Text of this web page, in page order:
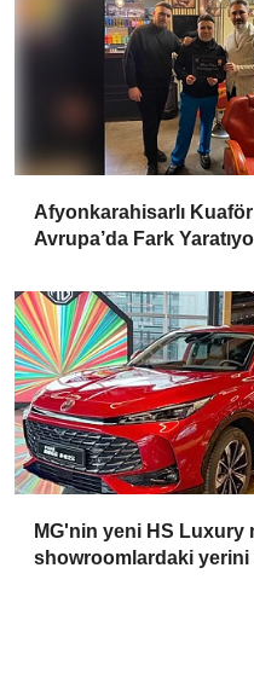
Afyonkarahisarlı
Avrupa’da Fark
MG'nin yeni HS Luxury
showroomlardaki yerini